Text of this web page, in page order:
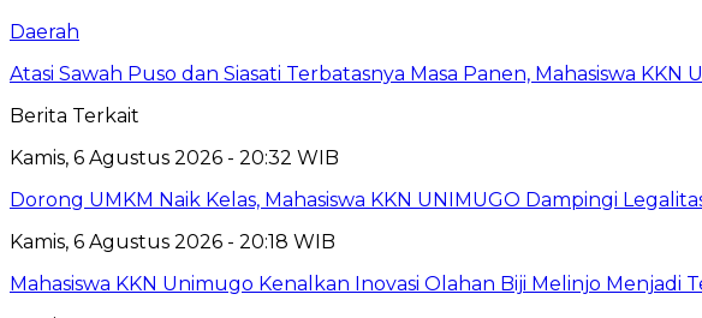
Daerah
Atasi Sawah Puso dan Siasati Terbatasnya Masa Panen, Mahasiswa
Berita Terkait
Kamis, 6 Agustus 2026 - 20:32 WIB
Dorong UMKM Naik Kelas, Mahasiswa KKN UNIMUGO Dampingi
Kamis, 6 Agustus 2026 - 20:18 WIB
Mahasiswa KKN Unimugo Kenalkan Inovasi Olahan Biji Melinjo